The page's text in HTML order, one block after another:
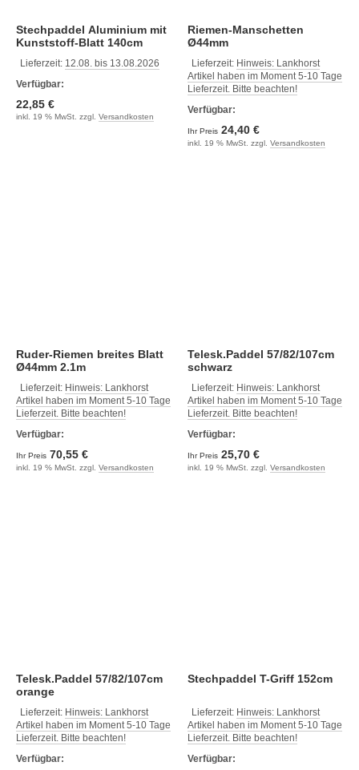
Stechpaddel Aluminium mit
Kunststoff-Blatt 140cm
Lieferzeit: 12.08. bis 13.08.2026
Verfügbar:
22,85 €
inkl. 19 % MwSt. zzgl. Versandkosten
Riemen-Manschetten
Ø44mm
Lieferzeit: Hinweis: Lankhorst
Artikel haben im Moment 5-10 Tage
Lieferzeit. Bitte beachten!
Verfügbar:
Ihr Preis 24,40 €
inkl. 19 % MwSt. zzgl. Versandkosten
Ruder-Riemen breites Blatt
Ø44mm 2.1m
Lieferzeit: Hinweis: Lankhorst
Artikel haben im Moment 5-10 Tage
Lieferzeit. Bitte beachten!
Verfügbar:
Ihr Preis 70,55 €
inkl. 19 % MwSt. zzgl. Versandkosten
Telesk.Paddel 57/82/107cm
schwarz
Lieferzeit: Hinweis: Lankhorst
Artikel haben im Moment 5-10 Tage
Lieferzeit. Bitte beachten!
Verfügbar:
Ihr Preis 25,70 €
inkl. 19 % MwSt. zzgl. Versandkosten
Telesk.Paddel 57/82/107cm
orange
Lieferzeit: Hinweis: Lankhorst
Artikel haben im Moment 5-10 Tage
Lieferzeit. Bitte beachten!
Verfügbar:
Stechpaddel T-Griff 152cm
Lieferzeit: Hinweis: Lankhorst
Artikel haben im Moment 5-10 Tage
Lieferzeit. Bitte beachten!
Verfügbar: